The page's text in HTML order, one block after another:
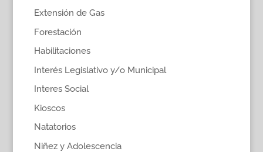
Extensión de Gas
Forestación
Habilitaciones
Interés Legislativo y/o Municipal
Interes Social
Kioscos
Natatorios
Niñez y Adolescencia